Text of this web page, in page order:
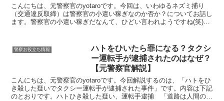
こんにちは、元警察官のyotaroです。今回は、いわゆるネズミ捕り
（交通違反取締）は警察官の小遣い稼ぎなのか否か？についてお話し
ます。警察官の小遣い稼ぎだなんて、ひどい言われようですね(笑)ボ
警察お役立ち情報
ハトをひいたら罪になる？タクシ
ー運転手が逮捕されたのはなぜ？
【元警察官解説】
こんにちは、元警察官のyotaroです。今回解説するのは、「ハトをひ
き殺した疑いでタクシー運転手が逮捕された事件」です。内容は下記
のとおりです。ハトひき殺した疑い、運転手逮捕 「道路は人間のも